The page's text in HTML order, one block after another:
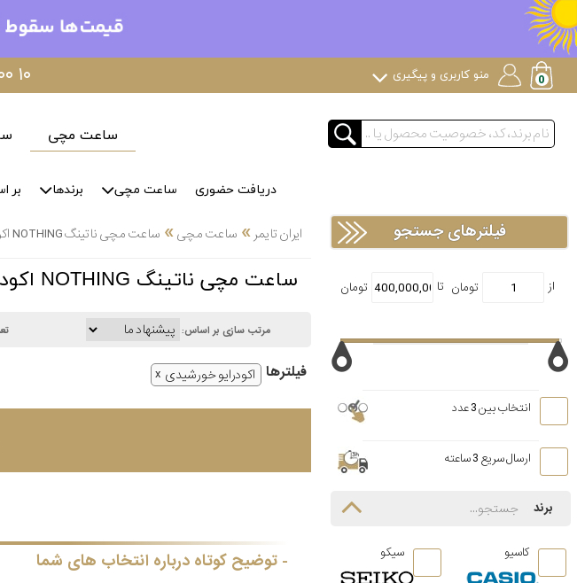
۰۲۱ منو کاربری و پیگیری
ساعت مچی
دریافت حضوری ساعت مچی برندها بر
ایران تایمر » ساعت مچی» ساعت مچی ناتینگ NOTHING اکودرایو خورشیدی
ساعت مچی ناتینگ NOTHING اکودرایو خورشیدی
مرتب سازی بر اساس:
فیلتر‌ها اکودرایو خورشیدی
توضیح کوتاه درباره انتخاب های شما
فیلترهای جستجو
انتخاب بین 3 عدد
ارسال سریع 3 ساعته
برند
کاسیو سیکو